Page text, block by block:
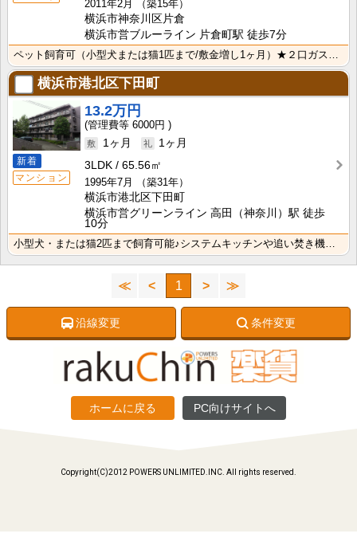
2011年2月
（築15年）
横浜市神奈川区片倉
横浜市営ブルーライン 片倉町駅 徒歩7分
ペット飼育可（小型犬または猫1匹まで/敷金増し1ヶ月）★２口ガスコンロのシステムキッチン、追い炊き機･･･
横浜市港北区下田町
新着
マンション
13.2万円
6000円
1ヶ月
1ヶ月
3LDK
65.56㎡
1995年7月
（築31年）
横浜市港北区下田町
横浜市営グリーンライン 高田（神奈川）駅 徒歩
10分
小型犬・または猫2匹まで飼育可能♪システムキッチンや追い焚き機能も追加した、見た目も実用性も充実のフ･･･
≪ < 1 > ≫
沿線変更 条件変更
ホームに戻る PC向けサイトへ
Copyright(C)2012 POWERS UNLIMITED.INC. All rights reserved.